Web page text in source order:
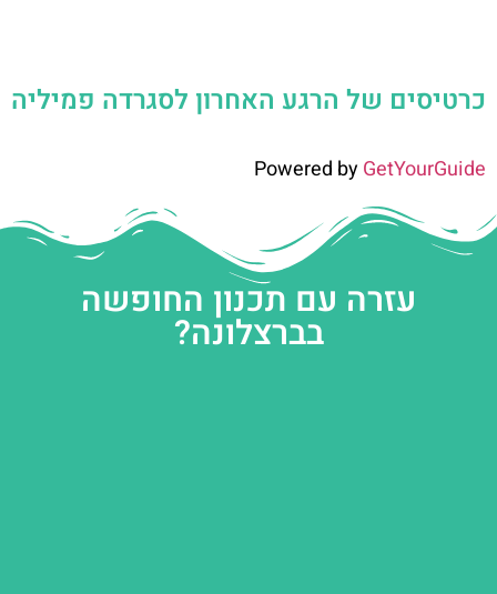
כרטיסים של הרגע האחרון לסגרדה פמיליה
Powered byGetYourGuide
עזרה עם תכנון החופשה
בברצלונה?